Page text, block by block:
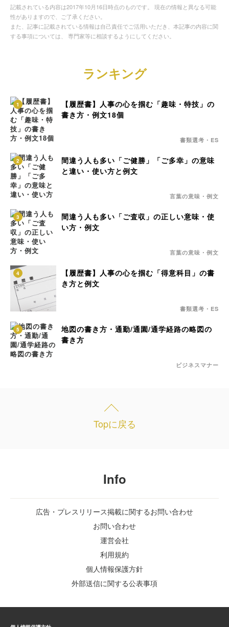
記載されている内容は2017年10月16日時点のものです。 現在の情報と異なる可能
性がありますので、ご了承ください。
また、記事に記載されている情報は自己責任でご活用いただき、本記事の内容に関
する事項については、 専門家等に相談するようにしてください。
ランキング
1
【履歴書】人事の心を掴む「趣味・特技」の
書き方・例文18個
書類選考・ES
2
間違う人も多い「ご健勝」「ご多幸」の意味
と違い・使い方と例文
言葉の意味・例文
3
間違う人も多い「ご査収」の正しい意味・使
い方・例文
言葉の意味・例文
4
【履歴書】人事の心を掴む「得意科目」の書
き方と例文
書類選考・ES
5
地図の書き方・通勤/通園/通学経路の略図の
書き方
ビジネスマナー
Topに戻る
Info
広告・プレスリリース掲載に関するお問い合わせ
お問い合わせ
運営会社
利用規約
個人情報保護方針
外部送信に関する公表事項